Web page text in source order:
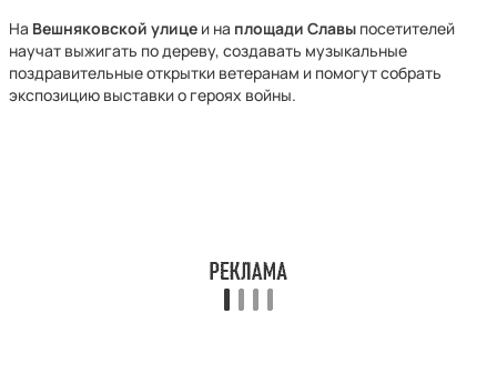
На Вешняковской улице и на площади Славы посетителей
научат выжигать по дереву, создавать музыкальные
поздравительные открытки ветеранам и помогут собрать
экспозицию выставки о героях войны.